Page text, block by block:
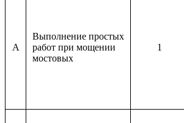
A
Выполнение простых
работ при мощении
мостовых
1